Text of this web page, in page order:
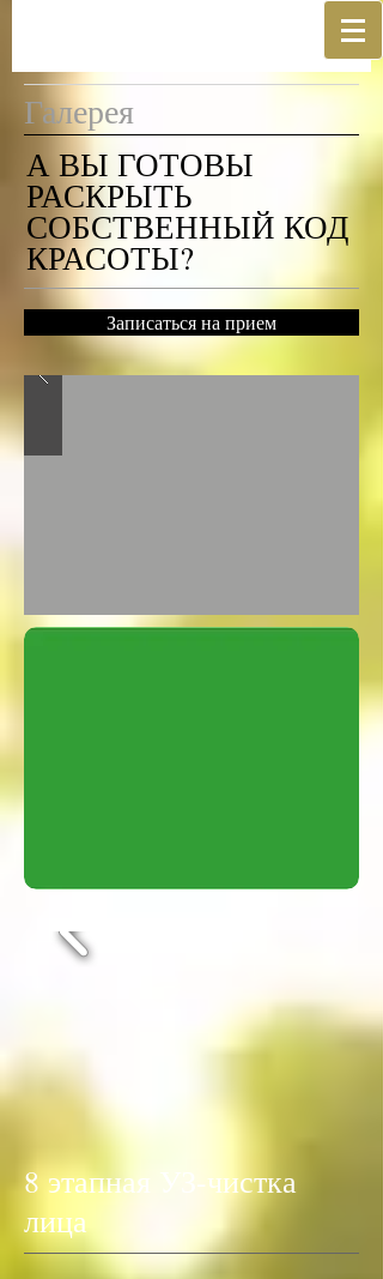
Галерея
А ВЫ ГОТОВЫ
РАСКРЫТЬ
СОБСТВЕННЫЙ КОД
КРАСОТЫ?
Записаться на прием
8 этапная УЗ-чистка
лица